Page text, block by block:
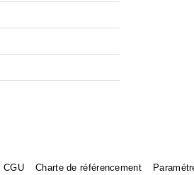
CGU Charte de référencement